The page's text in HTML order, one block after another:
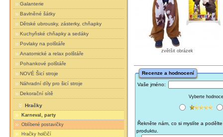
Galanterie
Bavlněné šátky
Dětské ubrousky, zásterky, chňapky
Kuchyňské chňapky a sedáky
Povlaky na polštáře
Anatomické a relax polštáře
Pohankové polštáře
NOVÉ Šicí stroje
Náhradní díly pro šicí stroje
Dekorační sítě
Hračky
Karneval, party
Oblíbené postavičky
Hračky holčičí
zvětšit obrázek
Recenze a hodnocení
Vaše jméno:
Vyberte
Řekněte nám, co si myslíte a
produktu.